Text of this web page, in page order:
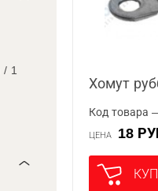
/ 1
Хомут
Код товара
ЦЕНА 18